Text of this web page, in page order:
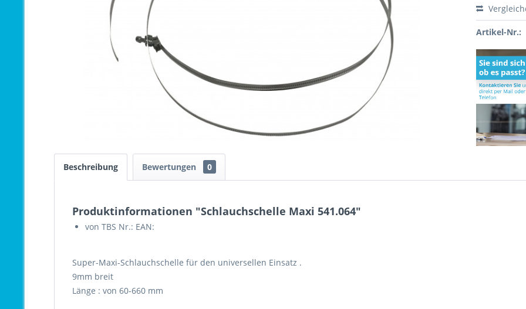
Artikel-Nr.:
Beschreibung Bewertungen 0
Produktinformationen "Schlauchschelle Maxi 541.064"
von TBS Nr.: EAN:
Super-Maxi-Schlauchschelle für den universellen Einsatz .
9mm breit
Länge : von 60-660 mm